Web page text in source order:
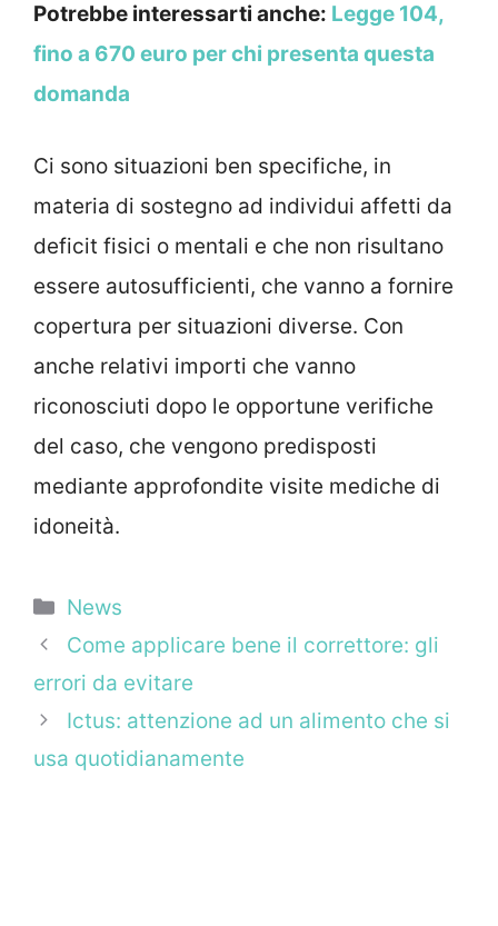
Potrebbe interessarti anche: Legge 104,
fino a 670 euro per chi presenta questa
domanda
Ci sono situazioni ben specifiche, in
materia di sostegno ad individui affetti da
deficit fisici o mentali e che non risultano
essere autosufficienti, che vanno a fornire
copertura per situazioni diverse. Con
anche relativi importi che vanno
riconosciuti dopo le opportune verifiche
del caso, che vengono predisposti
mediante approfondite visite mediche di
idoneità.
Categorie
News
Come applicare bene il correttore: gli
errori da evitare
Ictus: attenzione ad un alimento che si
usa quotidianamente